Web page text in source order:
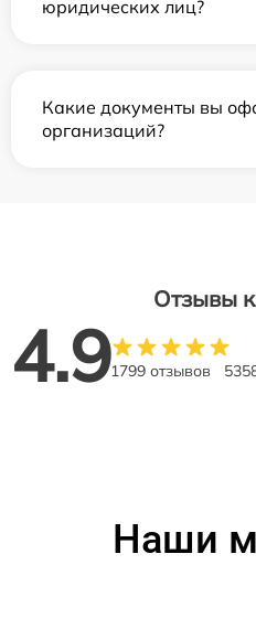
юридических лиц?
Какие документы вы
организаций?
Отзывы
4.91799 отзывов
Наши